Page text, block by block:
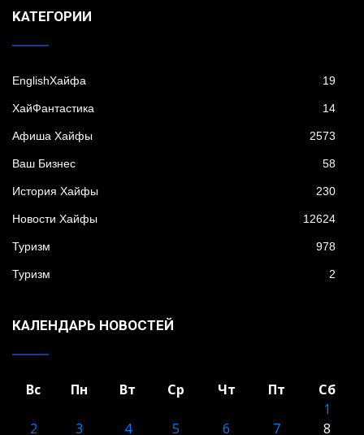
KАТЕГОРИИ
EnglishХайфа 19
XайФантастика 14
Афиша Хайфы 2573
Ваш Бизнес 58
История Хайфы 230
Новости Хайфы 12624
Туризм 978
Туризм 2
КАЛЕНДАРЬ НОВОСТЕЙ
Вс Пн Вт Ср Чт Пт
Сб
1
2
3 4 5 6 7
8